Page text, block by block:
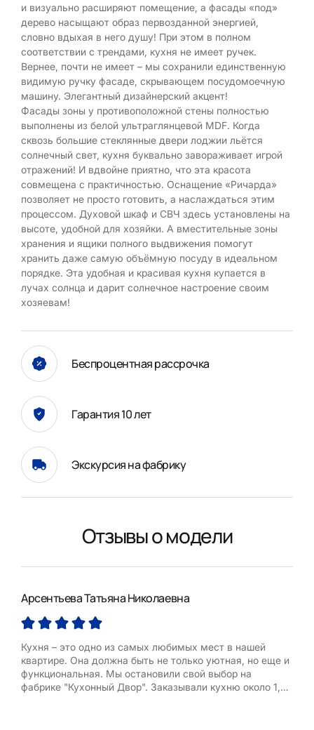
и визуально расширяют помещение, а фасады «под»
дерево насыщают образ первозданной энергией,
словно вдыхая в него душу! При этом в полном
соответствии с трендами, кухня не имеет ручек.
Вернее, почти не имеет – мы сохранили единственную
видимую ручку фасаде, скрывающем посудомоечную
машину. Элегантный дизайнерский акцент!
Фасады зоны у противоположной стены полностью
выполнены из белой ультраглянцевой MDF. Когда
сквозь большие стеклянные двери лоджии льётся
солнечный свет, кухня буквально завораживает игрой
отражений! И вдвойне приятно, что эта красота
совмещена с практичностью. Оснащение «Ричарда»
позволяет не просто готовить, а наслаждаться этим
процессом. Духовой шкаф и СВЧ здесь установлены на
высоте, удобной для хозяйки. А вместительные зоны
хранения и ящики полного выдвижения помогут
хранить даже самую объёмную посуду в идеальном
порядке. Эта удобная и красивая кухня купается в
лучах солнца и дарит солнечное настроение своим
хозяевам!
Беспроцентная рассрочка
Гарантия 10 лет
Экскурсия на фабрику
Отзывы о модели
Арсентьева Татьяна Николаевна
Кухня – это одно из самых любимых мест в нашей
квартире. Она должна быть не только уютная, но еще и
функциональная. Мы остановили свой выбор на
фабрике "Кухонный Двор". Заказывали кухню около 1,5